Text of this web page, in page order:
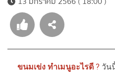
ขนมเข่ง ทำเมนูอะไรดี ? วัน